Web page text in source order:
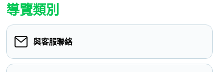
導覽類別
與客服聯絡